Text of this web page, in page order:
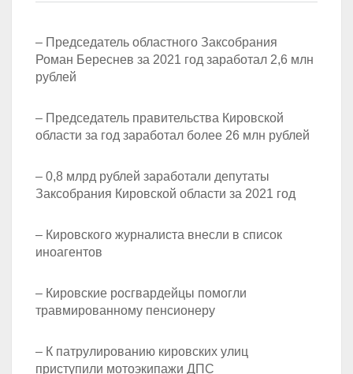
– Председатель областного Заксобрания
Роман Береснев за 2021 год заработал 2,6 млн
рублей
– Председатель правительства Кировской
области за год заработал более 26 млн рублей
– 0,8 млрд рублей заработали депутаты
Заксобрания Кировской области за 2021 год
– Кировского журналиста внесли в список
иноагентов
– Кировские росгвардейцы помогли
травмированному пенсионеру
– К патрулированию кировских улиц
приступили мотоэкипажи ДПС